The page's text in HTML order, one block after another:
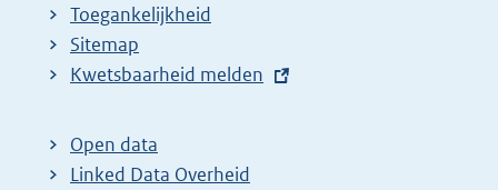
Toegankelijkheid
Sitemap
E
t
e
Kwetsbaarheid melden
Open data
Linked Data Overheid